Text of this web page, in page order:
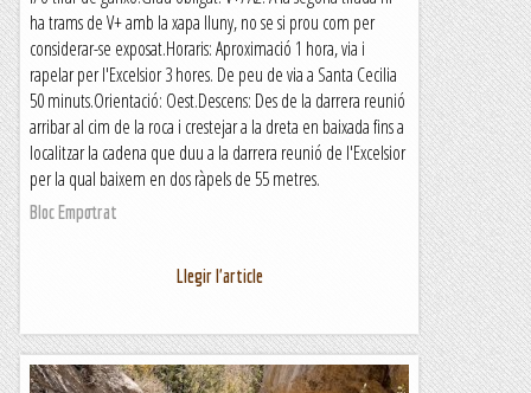
ha trams de V+ amb la xapa lluny, no se si prou com per
considerar-se exposat.Horaris: Aproximació 1 hora, via i
rapelar per l'Excelsior 3 hores. De peu de via a Santa Cecilia
50 minuts.Orientació: Oest.Descens: Des de la darrera reunió
arribar al cim de la roca i crestejar a la dreta en baixada fins a
localitzar la cadena que duu a la darrera reunió de l'Excelsior
per la qual baixem en dos ràpels de 55 metres.
Bloc Empotrat
Llegir l'article